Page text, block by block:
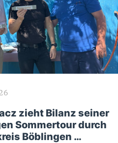
zieht Bilanz seiner
Sommertour durch
Böblingen …